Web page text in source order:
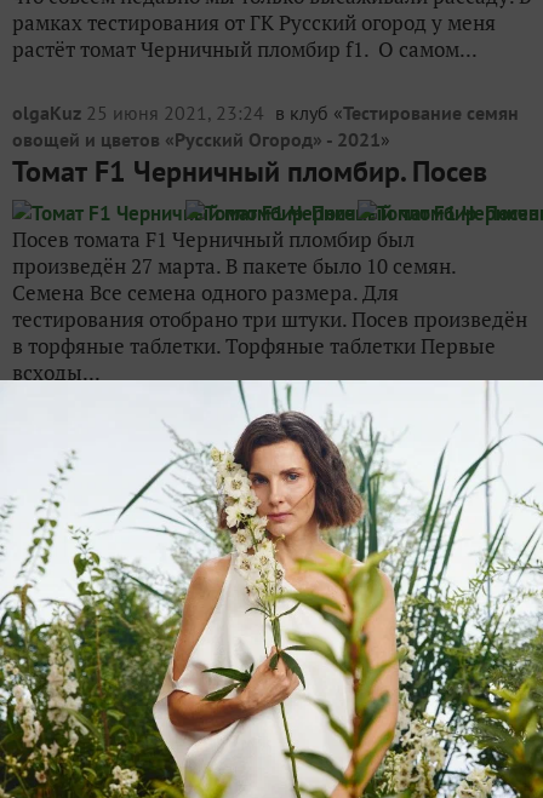
рамках тестирования от ГК Русский огород у меня
растёт томат Черничный пломбир f1. О самом...
olgaKuz 25 июня 2021, 23:24 в клуб «Тестирование семян
овощей и цветов «Русский Огород» - 2021»
Томат F1 Черничный пломбир. Посев
Посев томата F1 Черничный пломбир был
произведён 27 марта. В пакете было 10 семян.
Семена Все семена одного размера. Для
тестирования отобрано три штуки. Посев произведён
в торфяные таблетки. Торфяные таблетки Первые
всходы...
9 сентября 2021, 15:34 в клуб
Тестирование семян овощей и цветов «Русский Огород» -
2021»
'Черничный пломбир'. Фаворит
сезона-2021 - томат со сливочным
вкусом 5
Подошло к концу лето, с ним заканчивается и
тестирование томата Черничный пломбир от ГК
Русский Огород. Предыдущие этапы освещались
здесь: Томат F1 Черничный пломбир - фаворит
сезона 2021. Рассада Томат f1 'Черничный пломбир' -
фаворит...